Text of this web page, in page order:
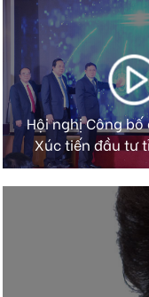
Hội nghị Công
Xúc tiến đầu tư
Không gian trưng
đặc